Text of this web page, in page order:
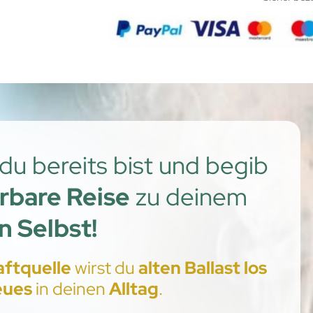
bereits bist und begib
Reise zu deinem
Selbst!
wirst dualten Ballast los
in deinenAlltag.